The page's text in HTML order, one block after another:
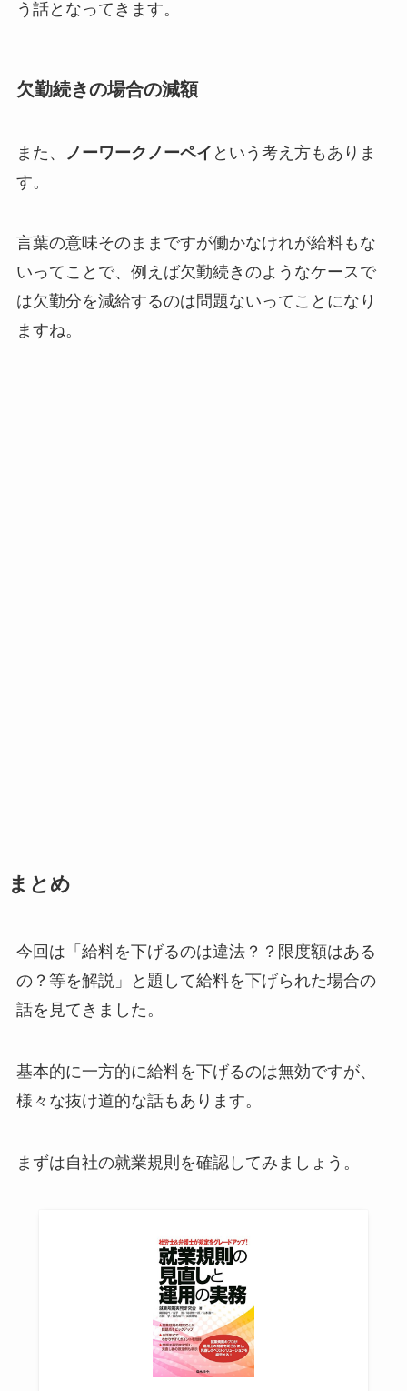
う話となってきます。
欠勤続きの場合の減額
また、 ノーワークノーペイ という考え方もありま
す。
言葉の意味そのままですが働かなけれが給料もな
いってことで、例えば欠勤続きのようなケースで
は欠勤分を減給するのは問題ないってことになり
ますね。
まとめ
今回は「給料を下げるのは違法？？限度額はある
の？等を解説」と題して給料を下げられた場合の
話を見てきました。
基本的に一方的に給料を下げるのは無効ですが、
様々な抜け道的な話もあります。
まずは自社の就業規則を確認してみましょう。